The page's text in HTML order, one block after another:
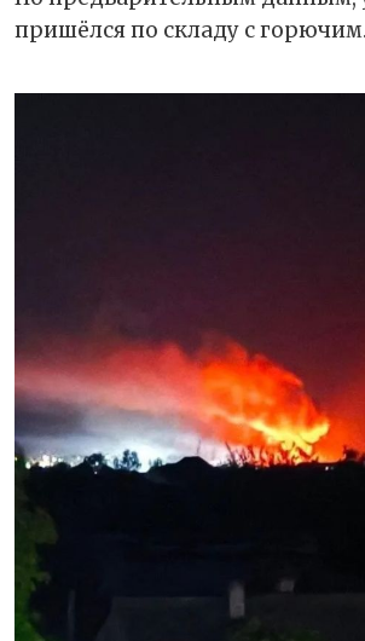
пришёлся по складу с горючим.